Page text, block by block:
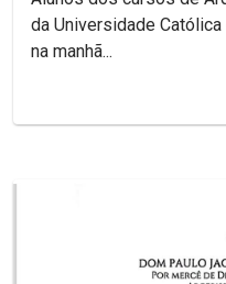
da Universidade
na manhã...